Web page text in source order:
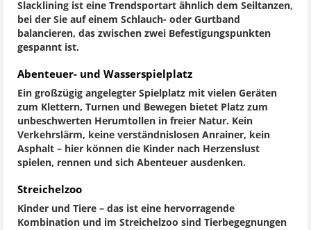
Slacklining ist eine Trendsportart ähnlich dem Seiltanzen,
bei der Sie auf einem Schlauch- oder Gurtband
balancieren, das zwischen zwei Befestigungspunkten
gespannt ist.
Abenteuer- und Wasserspielplatz
Ein großzügig angelegter Spielplatz mit vielen Geräten
zum Klettern, Turnen und Bewegen bietet Platz zum
unbeschwerten Herumtollen in freier Natur. Kein
Verkehrslärm, keine verständnislosen Anrainer, kein
Asphalt – hier können die Kinder nach Herzenslust
spielen, rennen und sich Abenteuer ausdenken.
Streichelzoo
Kinder und Tiere – das ist eine hervorragende
Kombination und im Streichelzoo sind Tierbegegnungen